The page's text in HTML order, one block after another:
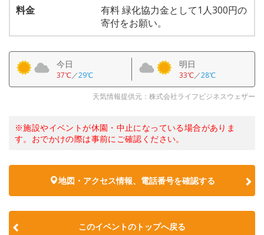
料金
有料 緑化協力金として1人300円の
寄付をお願い。
今日
37℃／29℃
明日
33℃／28℃
天気情報提供元：株式会社ライフビジネスウェザー
※施設やイベントが休園・中止になっている場合がありま
す。おでかけの際は事前にご確認ください。
地図・アクセス情報、電話番号を確認する
このイベントのトップへ戻る